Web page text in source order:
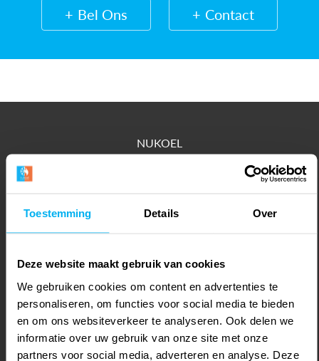
Toestemming Details Over
Deze website maakt gebruik van cookies
We gebruiken cookies om content en advertenties te
personaliseren, om functies voor social media te bieden
en om ons websiteverkeer te analyseren. Ook delen we
informatie over uw gebruik van onze site met onze
partners voor social media, adverteren en analyse. Deze
Bel Ons Contact
NUKOEL
+31 85-0511858
Airco particulier